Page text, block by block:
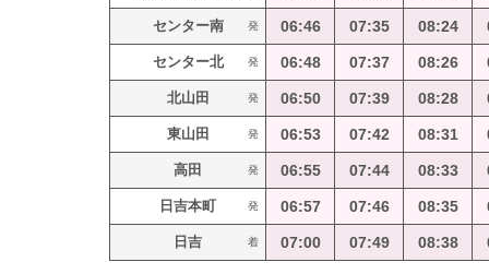
センター南 発 06:46 07:35 08:24
センター北 発 06:48 07:37 08:26
北山田 発 06:50 07:39 08:28
東山田 発 06:53 07:42 08:31
高田 発 06:55 07:44 08:33
日吉本町 発 06:57 07:46 08:35
日吉 着 07:00 07:49 08:38